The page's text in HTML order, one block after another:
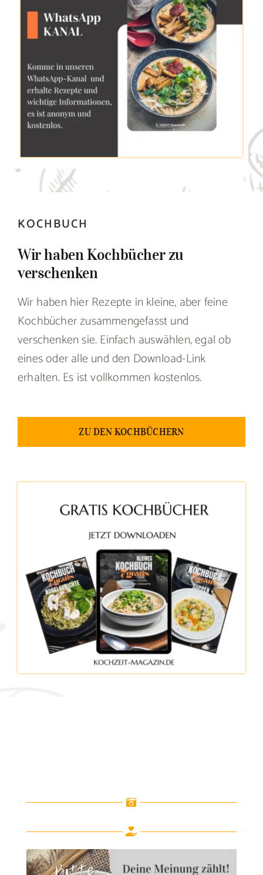
KOCHBUCH
Wir haben Kochbücher zu
verschenken
Wir haben hier Rezepte in kleine, aber feine
Kochbücher zusammengefasst und
verschenken sie. Einfach auswählen, egal ob
eines oder alle und den Download-Link
erhalten. Es ist vollkommen kostenlos.
ZU DEN KOCHBÜCHERN